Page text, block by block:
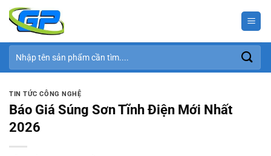
Bỏ
qua
dung
Tìm
kiếm:
TIN TỨC CÔNG NGHỆ
Báo Giá Súng Sơn Tĩnh Điện Mới Nhất
2026